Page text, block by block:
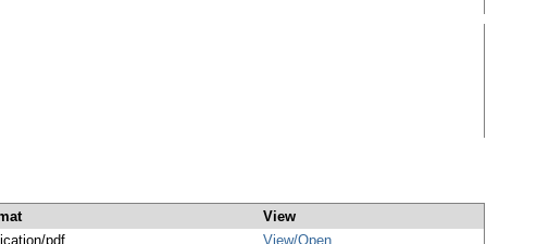
View
pdf View/Open